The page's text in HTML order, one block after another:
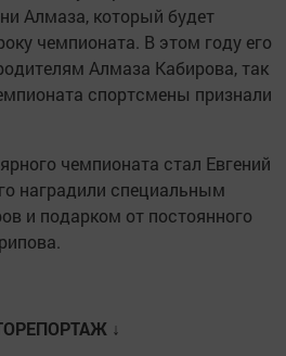
Алмаза, который будет
чемпионата. В этом году его
Алмаза Кабирова, так
спортсмены признали
чемпионата стал Евгений
наградили специальным
и подарком от постоянного
↓